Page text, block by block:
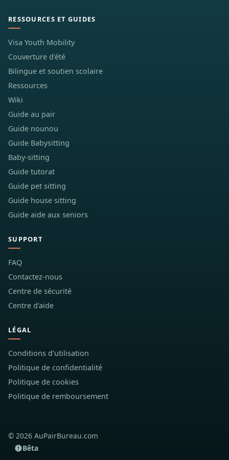
RESSOURCES ET GUIDES
Visa Youth Mobility
Couverture d'été
Bilingue et soutien scolaire
Ressources
Wiki
Guide au pair
Guide nounou
Guide Babysitting
Baby-sitting
Guide tutorat
Guide pet sitting
Guide house sitting
Guide aide aux seniors
SUPPORT
FAQ
Contactez-nous
Centre de sécurité
Centre d'aide
LÉGAL
Conditions d'utilisation
Politique de confidentialité
Politique de cookies
Politique de remboursement
© 2026 AuPairBureau.com
Bêta